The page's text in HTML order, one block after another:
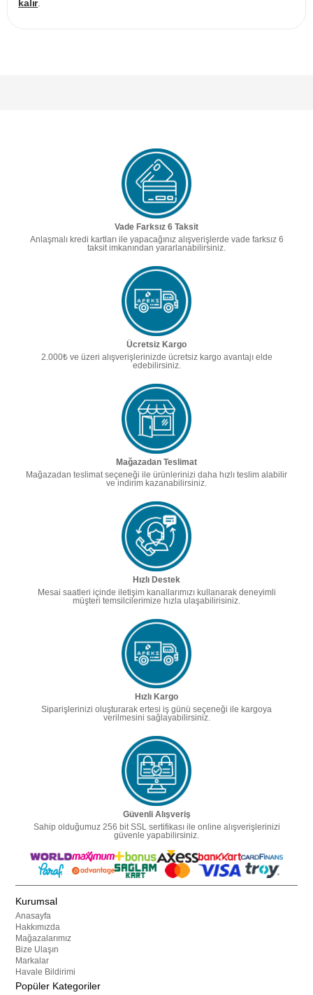
kalır.
Vade Farksız 6 Taksit
Anlaşmalı kredi kartları ile yapacağınız alışverişlerde vade farksız 6
taksit imkanından yararlanabilirsiniz.
Ücretsiz Kargo
2.000₺ ve üzeri alışverişlerinizde ücretsiz kargo avantajı elde
edebilirsiniz.
Mağazadan Teslimat
Mağazadan teslimat seçeneği ile ürünlerinizi daha hızlı teslim alabilir
ve indirim kazanabilirsiniz.
Hızlı Destek
Mesai saatleri içinde iletişim kanallarımızı kullanarak deneyimli
müşteri temsilcilerimize hızla ulaşabilirisiniz.
Hızlı Kargo
Siparişlerinizi oluşturarak ertesi iş günü seçeneği ile kargoya
verilmesini sağlayabilirsiniz.
Güvenli Alışveriş
Sahip olduğumuz 256 bit SSL sertifikası ile online alışverişlerinizi
güvenle yapabilirsiniz.
Kurumsal
Anasayfa
Hakkımızda
Mağazalarımız
Bize Ulaşın
Markalar
Havale Bildirimi
Popüler Kategoriler